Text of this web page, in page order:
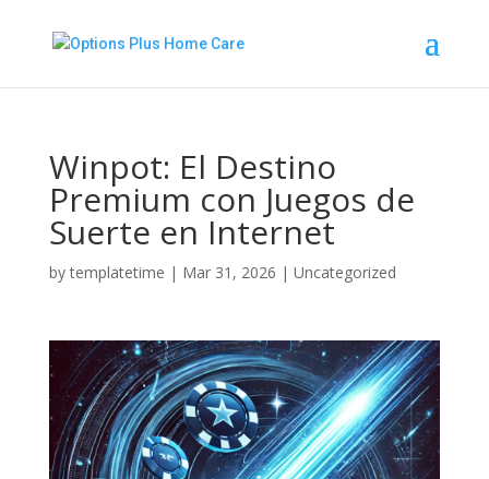
Winpot: El Destino
Premium con Juegos de
Suerte en Internet
bytemplatetime | Mar 31, 2026 | Uncategorized